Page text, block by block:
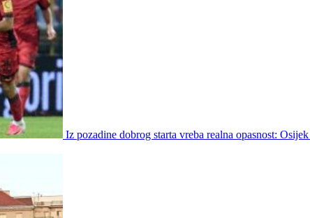
Iz pozadine dobrog starta vreba realna opasnost: Osijek